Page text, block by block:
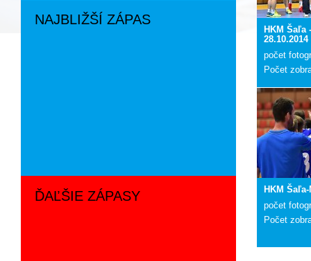
HKM Šaľa
28.10.2014
počet
Počet
HKM Šaľa-
počet
Počet
NAJBLIŽŠÍ ZÁPAS
ĎAĽŠIE ZÁPASY